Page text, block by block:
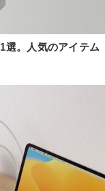
選。人気のアイテム